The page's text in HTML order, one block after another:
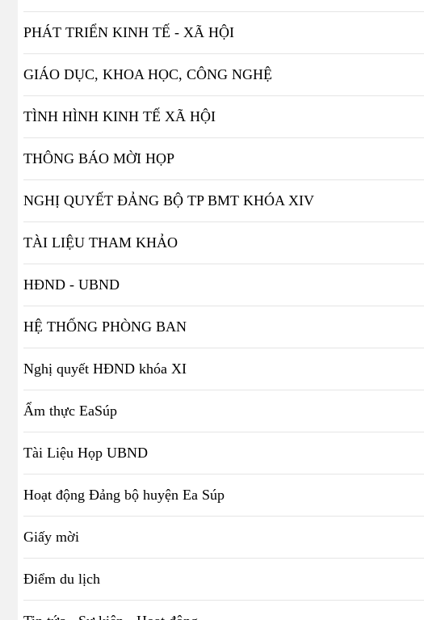
PHÁT TRIỂN KINH TẾ - XÃ HỘI
GIÁO DỤC, KHOA HỌC, CÔNG NGHỆ
TÌNH HÌNH KINH TẾ XÃ HỘI
THÔNG BÁO MỜI HỌP
NGHỊ QUYẾT ĐẢNG BỘ TP BMT KHÓA XIV
TÀI LIỆU THAM KHẢO
HĐND - UBND
HỆ THỐNG PHÒNG BAN
Nghị quyết HĐND khóa XI
Ẩm thực EaSúp
Tài Liệu Họp UBND
Hoạt động Đảng bộ huyện Ea Súp
Giấy mời
Điểm du lịch